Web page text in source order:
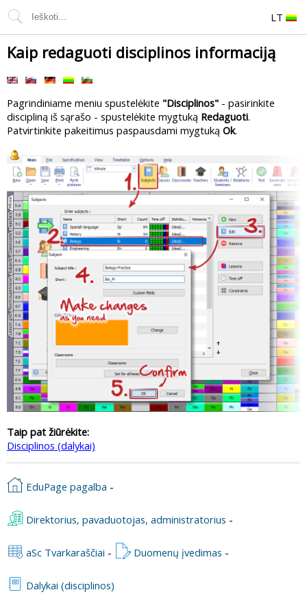
LT
Kaip redaguoti disciplinos informaciją
Pagrindiniame meniu spustelėkite "Disciplinos" - pasirinkite
discipliną iš sąrašo - spustelėkite mygtuką Redaguoti.
Patvirtinkite pakeitimus paspausdami mygtuką Ok.
Taip pat žiūrėkite:
Disciplinos (dalykai)
EduPage pagalba -
Direktorius, pavaduotojas, administratorius -
aSc Tvarkaraščiai - Duomenų įvedimas -
Dalykai (disciplinos)